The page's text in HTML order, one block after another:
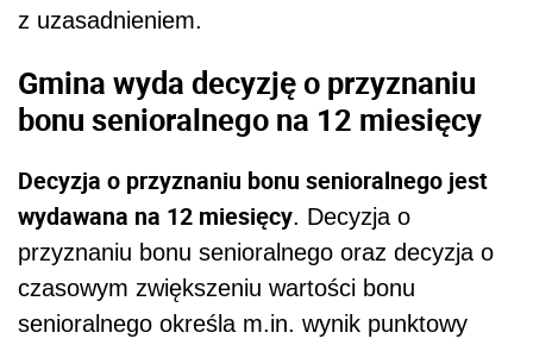
z uzasadnieniem.
Gmina wyda decyzję o przyznaniu
bonu senioralnego na 12 miesięcy
Decyzja o przyznaniu bonu senioralnego jest
wydawana na 12 miesięcy. Decyzja o
przyznaniu bonu senioralnego oraz decyzja o
czasowym zwiększeniu wartości bonu
senioralnego określa m.in. wynik punktowy